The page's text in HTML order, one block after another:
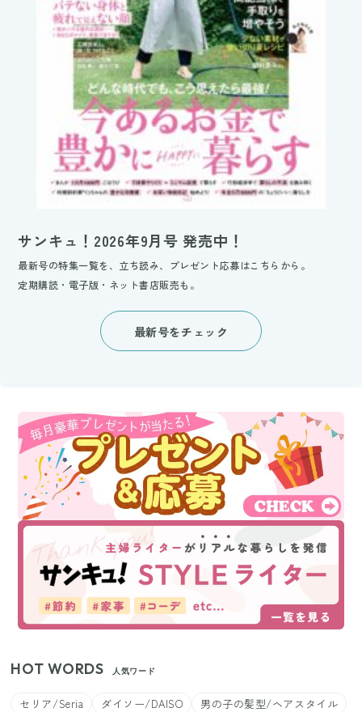
サンキュ！2026年9月号 発売中！
最新号の特集一覧を、立ち読み、プレゼント応募はこちらから。
定期購読・電子版・ネット書店販売も。
最新号をチェック
HOT WORDS 人気ワード
セリア/Seria ダイソー/DAISO
男の子の髪型/ヘアスタイル